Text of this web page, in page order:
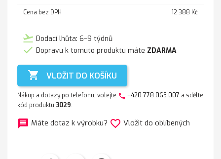
Cena bez DPH 12 388 Kč
flight_takeoff Dodací lhůta: 6–9 týdnů
 Dopravu k tomuto produktu máte ZDARMA
 VLOŽIT DO KOŠÍKU
Nákup a dotazy po telefonu, volejte phone +420 778 065 007 a sdělte
kód produktu 3029.
message Máte dotaz k výrobku? favorite_border Vložit do oblíbených